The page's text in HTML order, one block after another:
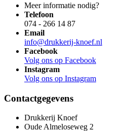
Meer informatie nodig?
Telefoon
074 - 266 14 87
Email
info@drukkerij-knoef.nl
Facebook
Volg ons op Facebook
Instagram
Volg ons op Instagram
Contactgegevens
Drukkerij Knoef
Oude Almeloseweg 2